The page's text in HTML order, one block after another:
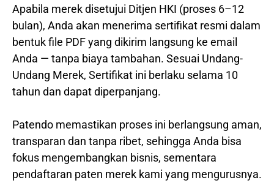
Apabila merek disetujui Ditjen HKI (proses 6–12
bulan), Anda akan menerima sertifikat resmi dalam
bentuk file PDF yang dikirim langsung ke email
Anda — tanpa biaya tambahan. Sesuai Undang-
Undang Merek, Sertifikat ini berlaku selama 10
tahun dan dapat diperpanjang.
Patendo memastikan proses ini berlangsung aman,
transparan dan tanpa ribet, sehingga Anda bisa
fokus mengembangkan bisnis, sementara
pendaftaran paten merek kami yang mengurusnya.